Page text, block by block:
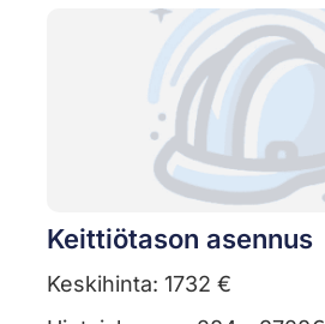
Keittiötason asennus
Keskihinta: 1732 €